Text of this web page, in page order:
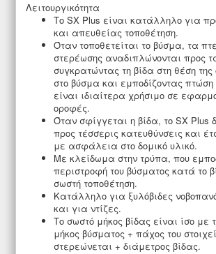
Λειτουργικότητα
Το SX Plus είναι κατάλληλο για
και απευθείας τοποθέτηση.
Όταν τοποθετείται το βύσμα, τα
στερέωσης αναδιπλώνονται προς
συγκρατώντας τη βίδα στη θέση
στο βύσμα και εμποδίζοντας πτώση
είναι ιδιαίτερα χρήσιμο σε
οροφές.
Όταν σφίγγεται η βίδα, το SX Plus
προς τέσσερις κατευθύνσεις και
με ασφάλεια στο δομικό υλικό.
Με κλείδωμα στην τρύπα, που
περιστροφή του βύσματος κατά το
σωστή τοποθέτηση.
Κατάλληλο για ξυλόβιδες
και για ντίζες.
Το σωστό μήκος βίδας είναι ίσο με
μήκος βύσματος + πάχος του
στερεώνεται + διάμετρος βίδας.